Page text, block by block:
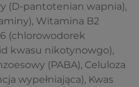
(D-pantotenian wapnia),
Witamina B2
(chlorowodorek
kwasu nikotynowgo),
(PABA), Celuloza
wypełniająca), Kwas